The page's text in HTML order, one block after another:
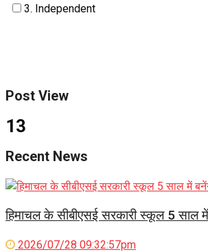
3. Independent
Post View
13
Recent News
हिमाचल के सीबीएसई सरकारी स्कूल 5 साल
2026/07/28 09:32:57pm